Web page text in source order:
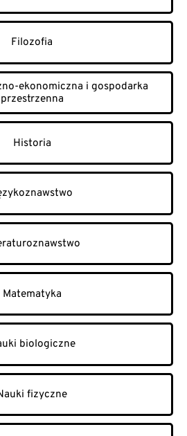
Filozofia
ekonomiczna i gospodarka
przestrzenna
Historia
Matematyka
biologiczne
fizyczne